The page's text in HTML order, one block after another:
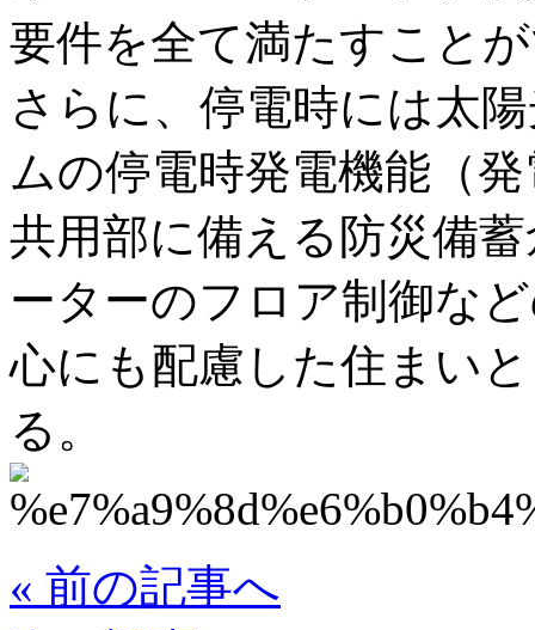
要件を全て満たすこと
さらに、停電時には太
ムの停電時発電機能（
共用部に備える防災備
ーターのフロア制御な
心にも配慮した住まい
る。
« 前の記事へ